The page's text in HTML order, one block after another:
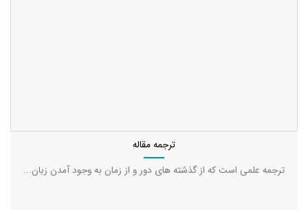
ترجمه مقاله
ترجمه علمی است که از گذشته‌ های دور و از زمان به وجود آمدن زبان...